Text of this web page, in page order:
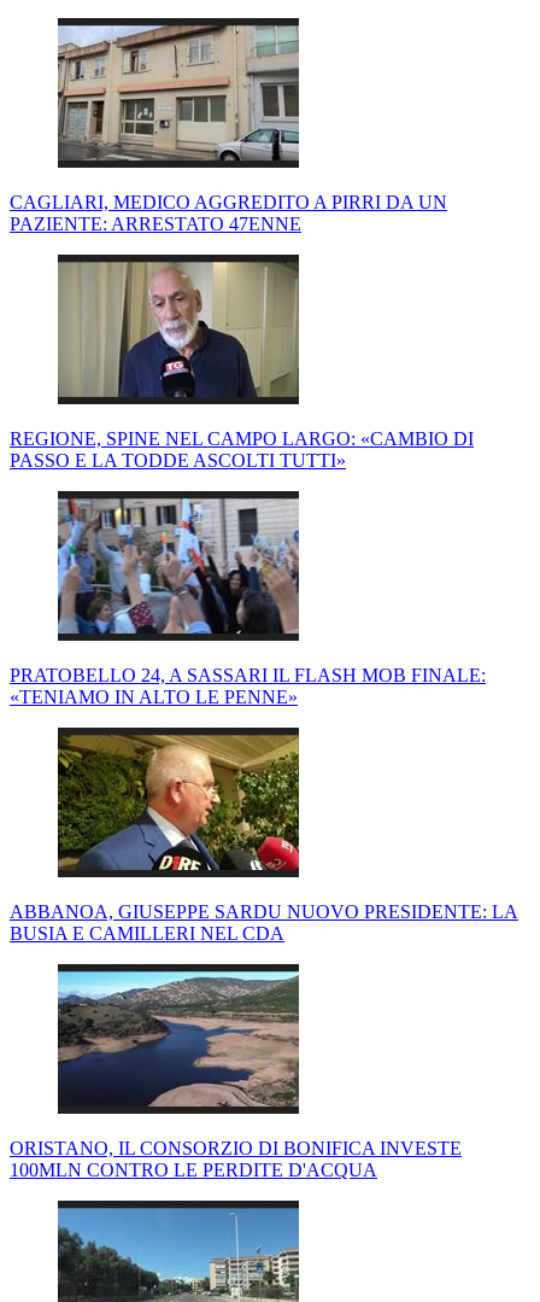
CAGLIARI, MEDICO AGGREDITO A PIRRI DA UN
PAZIENTE: ARRESTATO 47ENNE
REGIONE, SPINE NEL CAMPO LARGO: «CAMBIO DI
PASSO E LA TODDE ASCOLTI TUTTI»
PRATOBELLO 24, A SASSARI IL FLASH MOB FINALE:
«TENIAMO IN ALTO LE PENNE»
ABBANOA, GIUSEPPE SARDU NUOVO PRESIDENTE: LA
BUSIA E CAMILLERI NEL CDA
ORISTANO, IL CONSORZIO DI BONIFICA INVESTE
100MLN CONTRO LE PERDITE D'ACQUA